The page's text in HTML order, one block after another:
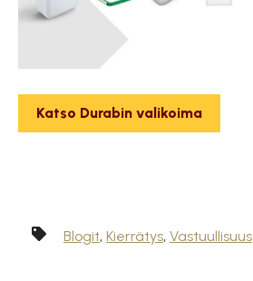
Katso Durabin valikoima
Blogit, Kierrätys, Vastuullisuus